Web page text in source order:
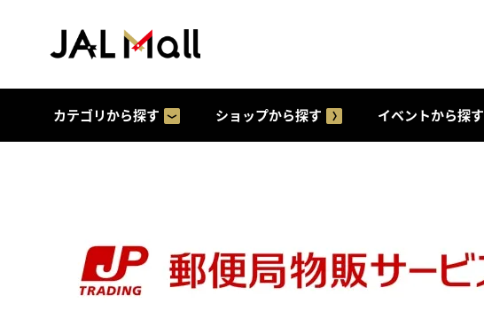
カテゴリから探す ショップから探す イベントから探す